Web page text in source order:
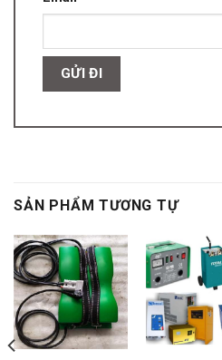
SẢN PHẨM TƯƠNG TỰ